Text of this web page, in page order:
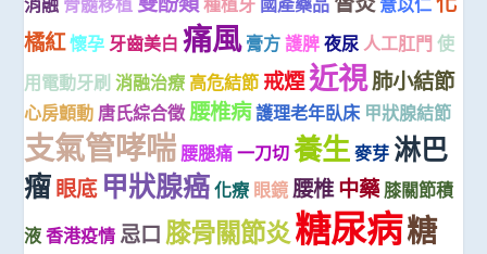
橘紅懷孕 牙齒美白 痛風 膏方 護脾 夜尿 人工肛門 使
用電動牙刷 消融治療 高危結節 戒煙近視肺小結節
心房顫動 唐氏綜合徵 腰椎病護理老年臥床 甲狀腺結節
支氣管哮喘 腰腿痛 一刀切 養生 麥芽 淋巴
瘤眼底 甲狀腺癌 化療 眼鏡 腰椎中藥膝關節積
液 香港疫情 忌口 膝骨關節炎糖尿病糖